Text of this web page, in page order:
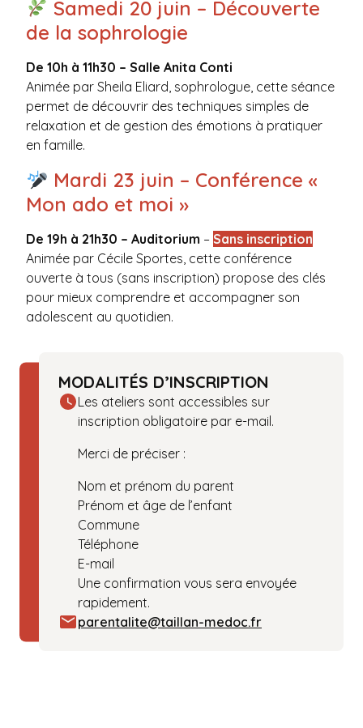
Samedi 20 juin – Découverte
de la sophrologie
De 10h à 11h30 – Salle Anita Conti
Animée par Sheila Eliard, sophrologue, cette séance
permet de découvrir des techniques simples de
relaxation et de gestion des émotions à pratiquer
en famille.
Mardi 23 juin – Conférence «
Mon ado et moi »
De 19h à 21h30 – Auditorium – Sans inscription
Animée par Cécile Sportes, cette conférence
ouverte à tous (sans inscription) propose des clés
pour mieux comprendre et accompagner son
adolescent au quotidien.
MODALITÉS D’INSCRIPTION
Les ateliers sont accessibles sur
inscription obligatoire par e-mail.
Merci de préciser :
Nom et prénom du parent
Prénom et âge de l’enfant
Commune
Téléphone
E-mail
Une confirmation vous sera envoyée
rapidement.
parentalite@taillan-medoc.fr